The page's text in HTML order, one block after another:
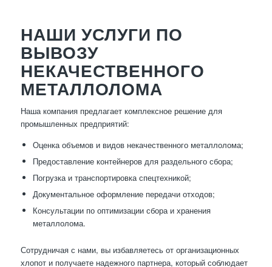
НАШИ УСЛУГИ ПО
ВЫВОЗУ
НЕКАЧЕСТВЕННОГО
МЕТАЛЛОЛОМА
Наша компания предлагает комплексное решение для
промышленных предприятий:
Оценка объемов и видов некачественного металлолома;
Предоставление контейнеров для раздельного сбора;
Погрузка и транспортировка спецтехникой;
Документальное оформление передачи отходов;
Консультации по оптимизации сбора и хранения
металлолома.
Сотрудничая с нами, вы избавляетесь от организационных
хлопот и получаете надежного партнера, который соблюдает